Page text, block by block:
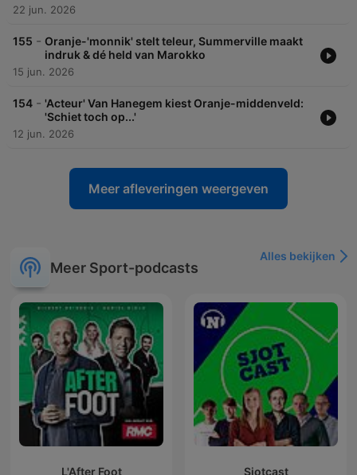
22 jun. 2026
155 - Oranje-'monnik' stelt teleur, Summerville maakt
indruk & dé held van Marokko
15 jun. 2026
154 - 'Acteur' Van Hanegem kiest Oranje-middenveld:
'Schiet toch op...'
12 jun. 2026
Meer afleveringen weergeven
Meer Sport-podcasts
Alles bekijken
L'After Foot Sjotcast